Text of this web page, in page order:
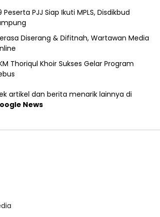
Peserta PJJ Siap Ikuti MPLS, Disdikbud
Diserang & Difitnah, Wartawan Media
Thoriqul Khoir Sukses Gelar Program
artikel dan berita menarik lainnya di
News